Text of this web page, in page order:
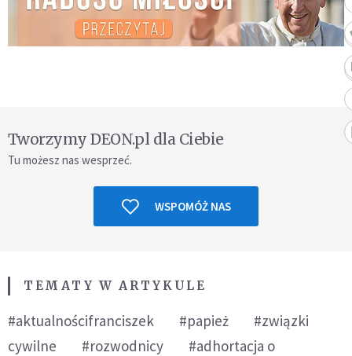
Tworzymy DEON.pl dla Ciebie
Tu możesz nas wesprzeć.
WSPOMÓŻ NAS
TEMATY W ARTYKULE
#aktualnościfranciszek #papież
#związki
cywilne
#rozwodnicy
#adhortacja o